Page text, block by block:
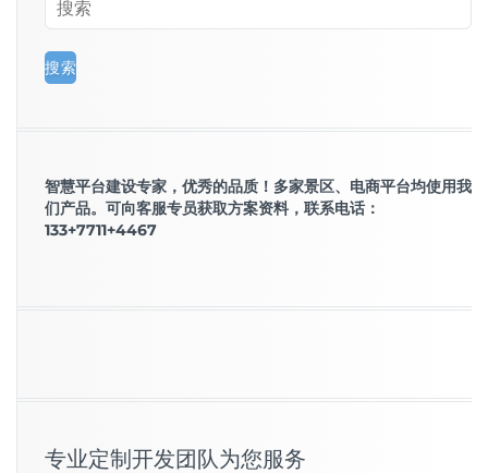
智慧平台建设专家，优秀的品质！多家景区、电商平台均使用我
们产品。可向客服专员获取方案资料，联系电话：
133+7711+4467
专业定制开发团队为您服务